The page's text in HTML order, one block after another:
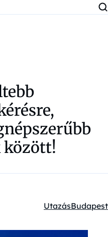
között!
Kategóriák:
UtazásBudapest